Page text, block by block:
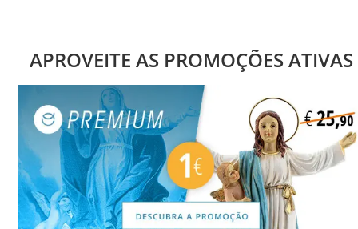
APROVEITE AS PROMOÇÕES ATIVAS